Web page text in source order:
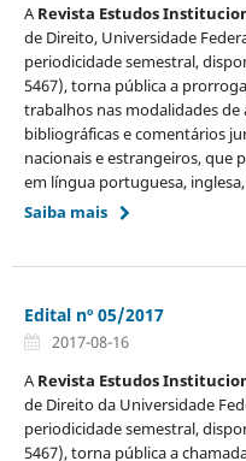
ARevista Estudos
de Direito, Universidade
periodicidade semestral,
5467), torna pública a
trabalhos nas modalidades
bibliográficas e comentários
nacionais e estrangeiros, que
em língua portuguesa,
Saiba mais
Edital nº 05/2017
2017-08-16
ARevista Estudos
de Direito da Universidade
periodicidade semestral,
5467), torna pública a